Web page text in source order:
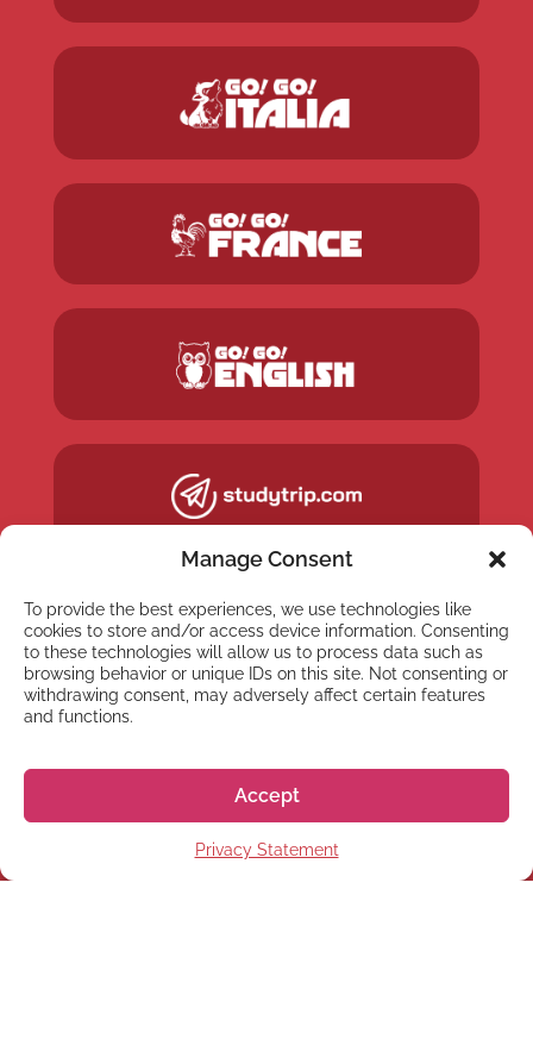
Manage Consent
To provide the best experiences, we use technologies like
cookies to store and/or access device information. Consenting
to these technologies will allow us to process data such as
browsing behavior or unique IDs on this site. Not consenting or
withdrawing consent, may adversely affect certain features
and functions.
Accept
Privacy Statement
NEWSLETTER
Subscribe to our newsletter